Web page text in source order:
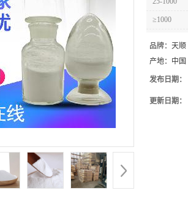
≥1000
品牌： 天顺
产地： 中
发布日期：
更新日期：